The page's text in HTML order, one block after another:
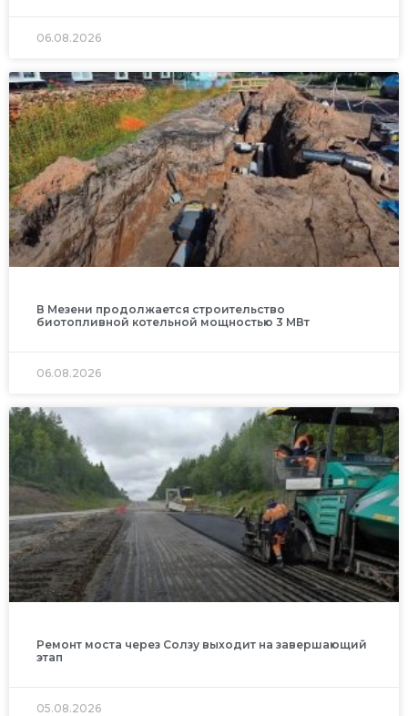
06.08.2026
В Мезени продолжается строительство
биотопливной котельной мощностью 3 МВт
06.08.2026
Ремонт моста через Солзу выходит на завершающий
этап
05.08.2026